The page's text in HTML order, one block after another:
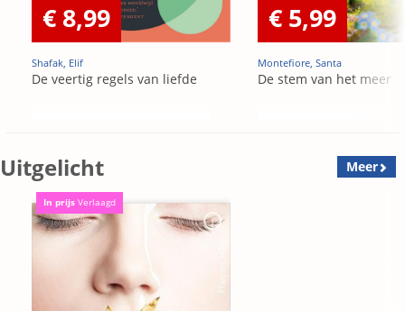
€ 8,99
Shafak, Elif
De veertig regels van liefde
€ 5,99
Montefiore, Santa
De stem van het meer
Uitgelicht Meer
In prijs Verlaagd